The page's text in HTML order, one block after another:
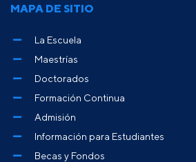
MAPA DE SITIO
La Escuela
Maestrías
Doctorados
Formación Continua
Admisión
Información para Estudiantes
Becas y Fondos